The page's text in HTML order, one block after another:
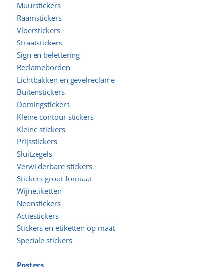
Muurstickers
Raamstickers
Vloerstickers
Straatstickers
Sign en belettering
Reclameborden
Lichtbakken en gevelreclame
Buitenstickers
Domingstickers
Kleine contour stickers
Kleine stickers
Prijsstickers
Sluitzegels
Verwijderbare stickers
Stickers groot formaat
Wijnetiketten
Neonstickers
Actiestickers
Stickers en etiketten op maat
Speciale stickers
Posters